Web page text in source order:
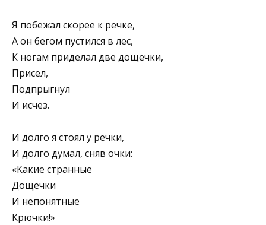
Я побежал скорее к речке,
А он бегом пустился в лес,
К ногам приделал две дощечки,
Присел,
Подпрыгнул
И исчез.
И долго я стоял у речки,
И долго думал, сняв очки:
«Какие странные
Дощечки
И непонятные
Крючки!»